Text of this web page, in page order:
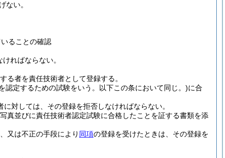
ない。
ることの確認
ればならない。
る者を責任技術者として登録する。
定するための試験をいう。以下この条において同じ。)に合
対しては、その登録を拒否しなければならない。
真並びに責任技術者認定試験に合格したことを証する書類を添
又は不正の手段により 同項の登録を受けたときは、その登録を